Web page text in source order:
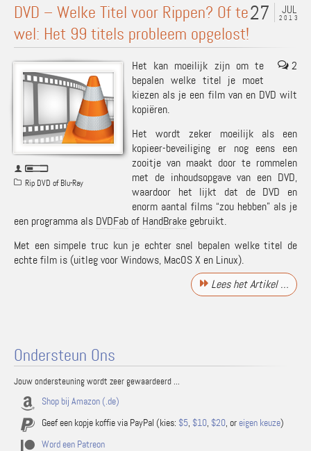
JUL
2013
27
DVD – Welke Titel voor Rippen? Of te
wel: Het 99 titels probleem opgelost!
Rip DVD of Blu-Ray
2
Het kan moeilijk zijn om te
bepalen welke titel je moet
kiezen als je een film van en DVD wilt
kopiëren.
Het wordt zeker moeilijk als een
kopieer-beveiliging er nog eens een
zooitje van maakt door te rommelen
met de inhoudsopgave van een DVD,
waardoor het lijkt dat de DVD en
enorm aantal films “zou hebben” als je
een programma als DVDFab of HandBrake gebruikt.
Met een simpele truc kun je echter snel bepalen welke titel de
echte film is (uitleg voor Windows, MacOS X en Linux).
Lees het Artikel …
Ondersteun Ons
Jouw ondersteuning wordt zeer gewaardeerd ...
Shop bij Amazon (.de)
Geef een kopje koffie via PayPal (kies: $5, $10, $20, or eigen keuze)
Word een Patreon